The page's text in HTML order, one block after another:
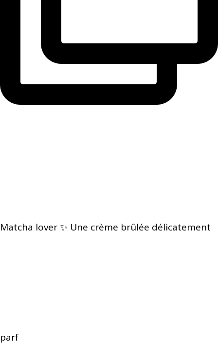
Matcha lover ✨ Une crème brûlée délicatement
parf